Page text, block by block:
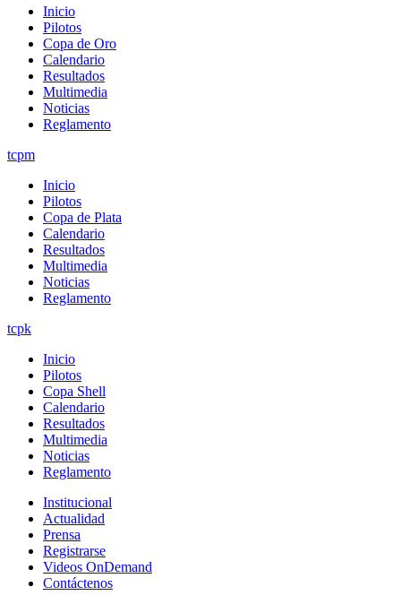
Inicio
Pilotos
Copa de Oro
Calendario
Resultados
Multimedia
Noticias
Reglamento
tcpm
Inicio
Pilotos
Copa de Plata
Calendario
Resultados
Multimedia
Noticias
Reglamento
tcpk
Inicio
Pilotos
Copa Shell
Calendario
Resultados
Multimedia
Noticias
Reglamento
Institucional
Actualidad
Prensa
Registrarse
Videos OnDemand
Contáctenos